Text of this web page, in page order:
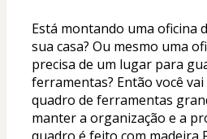
Está montando uma oficina
sua casa? Ou mesmo uma
precisa de um lugar para
ferramentas? Então você
quadro de ferramentas
manter a organização e a